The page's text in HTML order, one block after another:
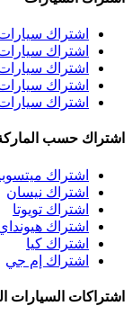
اشتراك
اشتراك
اشتراك
اشتراك
اشتراك سيارات
اشتراك حسب
اشتراك
اشتراك نيسان
اشتراك تويوتا
اشتراك
اشتراك كيا
اشتراك إم جي
اشتراكات السيارات